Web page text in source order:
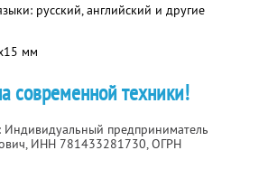
русский, английский и другие
мм
современной техники!
Индивидуальный предприниматель
ИНН 781433281730, ОГРН